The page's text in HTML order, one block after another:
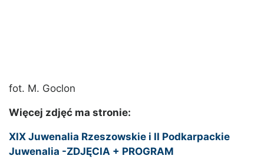
fot. M. Goclon
Więcej zdjęć ma stronie:
XIX Juwenalia Rzeszowskie i II Podkarpackie
Juwenalia -ZDJĘCIA + PROGRAM